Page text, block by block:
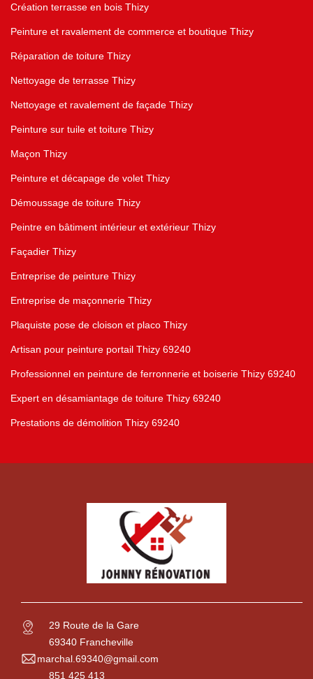
Création terrasse en bois Thizy
Peinture et ravalement de commerce et boutique Thizy
Réparation de toiture Thizy
Nettoyage de terrasse Thizy
Nettoyage et ravalement de façade Thizy
Peinture sur tuile et toiture Thizy
Maçon Thizy
Peinture et décapage de volet Thizy
Démoussage de toiture Thizy
Peintre en bâtiment intérieur et extérieur Thizy
Façadier Thizy
Entreprise de peinture Thizy
Entreprise de maçonnerie Thizy
Plaquiste pose de cloison et placo Thizy
Artisan pour peinture portail Thizy 69240
Professionnel en peinture de ferronnerie et boiserie Thizy 69240
Expert en désamiantage de toiture Thizy 69240
Prestations de démolition Thizy 69240
29 Route de la Gare
69340 Francheville
marchal.69340@gmail.com
851 425 413